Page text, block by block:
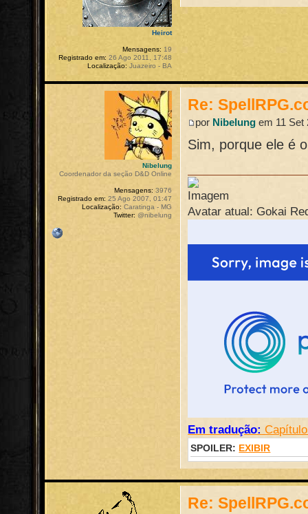
Heirot
Mensagens: 19
Registrado em: 26 Ago 2011, 17:48
Localização: Juazeiro - BA
Re:
por Nibelung em 11 Set
Sim, porque ele é
Avatar atual: Gokai
Em tradução:
SPOILER: EXIBIR
Nibelung
Coordenador da seção D&D Online
Mensagens: 3976
Registrado em: 25 Ago 2007, 01:47
Localização: Caratinga - MG
Twitter: @nibelung
Re: